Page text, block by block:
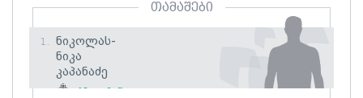
თამაშები
1.
Ნიკოლას-
Ნიკა
Კაპანაძე